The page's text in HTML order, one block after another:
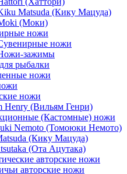
Matsuda (Кику Мацуда)
(Моки)
ножи
ножи
зажимы
рыбалки
ножи
ножи
Henry (Вильям Генри)
(Кастомные) ножи
Nemoto (Томоюки Немото)
(Кику Мацуда)
(Ота Ацутака)
авторские ножи
авторские ножи